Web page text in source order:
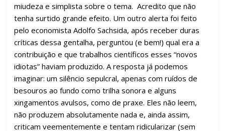
miudeza e simplista sobre o tema. Acredito que não
tenha surtido grande efeito. Um outro alerta foi feito
pelo economista Adolfo Sachsida, após receber duras
críticas dessa gentalha, perguntou (e bem!) qual era a
contribuição e que trabalhos científicos esses “novos
idiotas” haviam produzido. A resposta já podemos
imaginar: um silêncio sepulcral, apenas com ruídos de
besouros ao fundo como trilha sonora e alguns
xingamentos avulsos, como de praxe. Eles não leem,
não produzem absolutamente nada e, ainda assim,
criticam veementemente e tentam ridicularizar (sem